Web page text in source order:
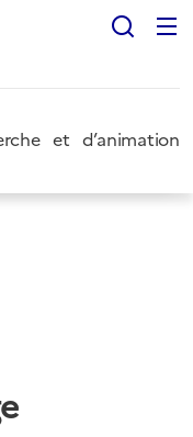
et d’animation